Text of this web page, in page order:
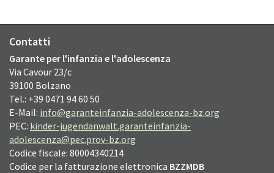
Contatti
Garante per l'infanzia e l'adolescenza
Via Cavour 23/c
39100 Bolzano
Tel.: +39 0471 94 60 50
E-Mail: info@garanteinfanzia-adolescenza-bz.org
PEC: kinder-jugendanwalt.garanteinfanzia-
adolescenza@pec.prov-bz.org
Codice fiscale: 80004340214
Codice per la fatturazione elettronica BZZMDB